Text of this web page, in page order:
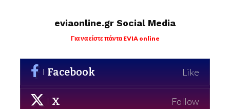
eviaonline.gr Social Media
Για να είστε πάντα EVIA online
Facebook Like
X Follow